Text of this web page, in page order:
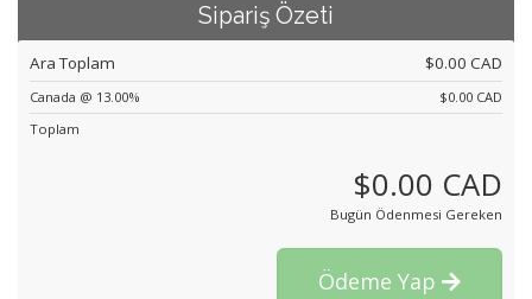
Sipariş Özeti
Ara Toplam $0.00 CAD
Canada @ 13.00%
$0.00 CAD
Toplam
$0.00 CAD
Bugün Ödenmesi Gereken
Ödeme Yap